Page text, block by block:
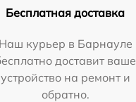
Бесплатная доставка
Наш курьер в Барнауле
доставит ваше
устройство на ремонт и
обратно.